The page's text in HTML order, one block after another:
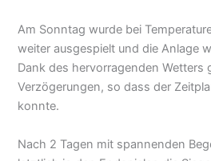
Am Sonntag wurde bei
weiter ausgespielt und die Anlage
Dank des hervorragenden Wetters
Verzögerungen, so dass der
konnte.
Nach 2 Tagen mit spannenden